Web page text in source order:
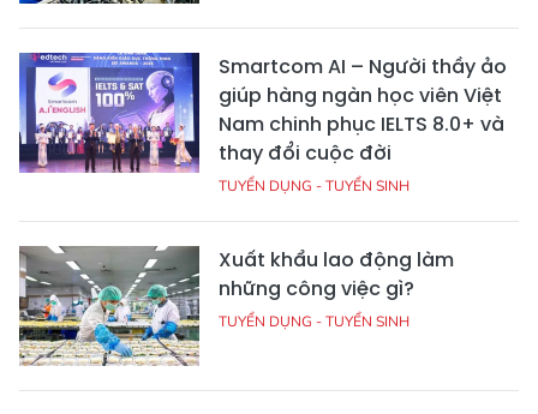
Smartcom AI – Người thầy ảo
giúp hàng ngàn học viên Việt
Nam chinh phục IELTS 8.0+ và
thay đổi cuộc đời
TUYỂN DỤNG - TUYỂN SINH
Xuất khẩu lao động làm
những công việc gì?
TUYỂN DỤNG - TUYỂN SINH